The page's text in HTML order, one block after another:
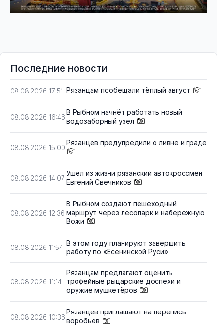
Последние новости
08.08.2026 17:51 Рязанцам пообещали тёплый август
08.08.2026 16:46
В Рыбном начнёт работать новый
водозаборный узел
08.08.2026 15:00
Рязанцев предупредили о ливне и граде
08.08.2026 14:07
Ушёл из жизни рязанский автокроссмен
Евгений Свечников
08.08.2026 12:36
В Рыбном создают пешеходный
маршрут через лесопарк и набережную
Вожи
08.08.2026 11:54
В этом году планируют завершить
работу по «Есенинской Руси»
08.08.2026 11:14
Рязанцам предлагают оценить
трофейные рыцарские доспехи и
оружие мушкетёров
08.08.2026 10:36
Рязанцев приглашают на перепись
воробьёв